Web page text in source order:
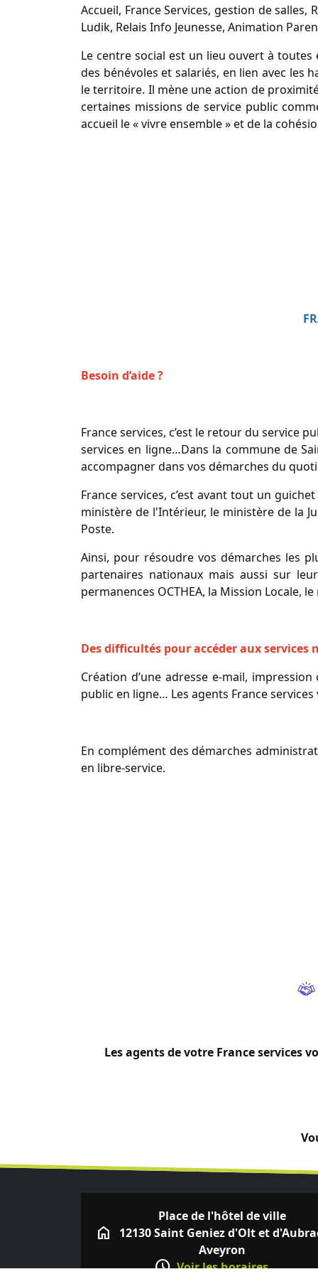
Accueil, France Services, gestion de
Ludik, Relais Info Jeunesse, Animation
Le centre social est un lieu ouvert à
des bénévoles et salariés, en lien avec
le territoire. Il mène une action de
certaines missions de service public
accueil le « vivre ensemble » et de la
Besoin d’aide ?
France services, c’est le retour du service
services en ligne…Dans la commune de
accompagner dans vos démarches du
France services, c’est avant tout un
ministère de l'Intérieur, le ministère de la
Poste.
Ainsi, pour résoudre vos démarches les
partenaires nationaux mais aussi sur
permanences OCTHEA, la Mission Locale,
Des difficultés pour accéder aux services
Création d’une adresse e-mail,
public en ligne… Les agents France
En complément des démarches
en libre-service.
Les agents de votre France services
home
Place de l'hôtel de ville
12130 Saint Geniez d'Olt et
Aveyron
schedule Voir les horaires